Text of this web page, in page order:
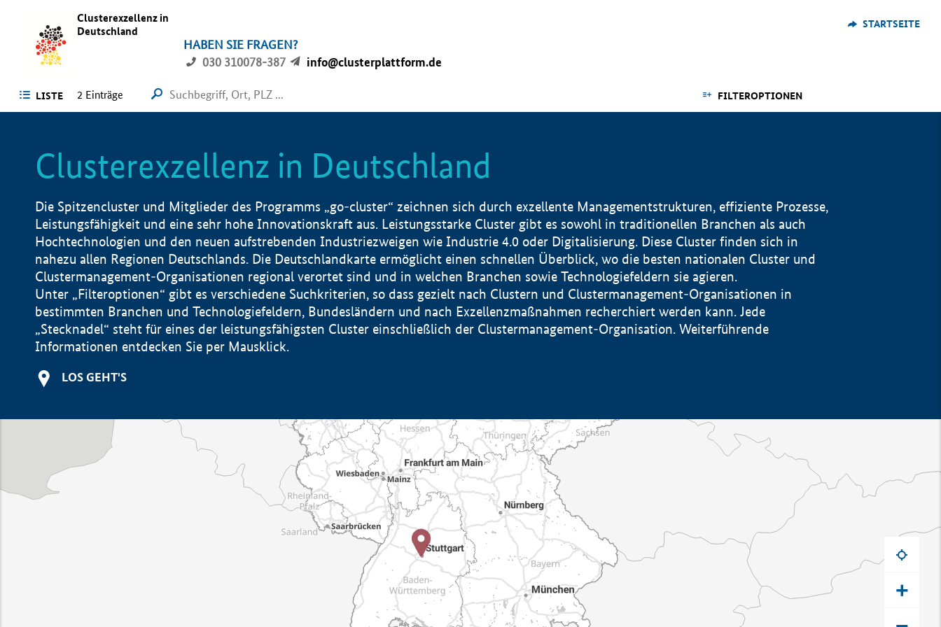
Clusterexzellenz in
Deutschland
HABEN SIE FRAGEN?
030 310078-387
info@clusterplattform.de
STARTSEITE
LISTE FILTEROPTIONEN
2 Einträge
Clusterexzellenz in Deutschland
Die Spitzencluster und Mitglieder des Programms „go-cluster“ zeichnen sich durch exzellente Managementstrukturen, effiziente Prozesse,
Leistungsfähigkeit und eine sehr hohe Innovationskraft aus. Leistungsstarke Cluster gibt es sowohl in traditionellen Branchen als auch
Hochtechnologien und den neuen aufstrebenden Industriezweigen wie Industrie 4.0 oder Digitalisierung. Diese Cluster finden sich in
nahezu allen Regionen Deutschlands. Die Deutschlandkarte ermöglicht einen schnellen Überblick, wo die besten nationalen Cluster und
Clustermanagement-Organisationen regional verortet sind und in welchen Branchen sowie Technologiefeldern sie agieren.
Unter „Filteroptionen“ gibt es verschiedene Suchkriterien, so dass gezielt nach Clustern und Clustermanagement-Organisationen in
bestimmten Branchen und Technologiefeldern, Bundesländern und nach Exzellenzmaßnahmen recherchiert werden kann. Jede
„Stecknadel“ steht für eines der leistungsfähigsten Cluster einschließlich der Clustermanagement-Organisation. Weiterführende
Informationen entdecken Sie per Mausklick.
LOS GEHT'S
+